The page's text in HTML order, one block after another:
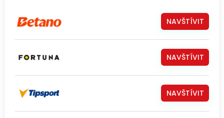
NAVŠTÍVIT
NAVŠTÍVIT
NAVŠTÍVIT